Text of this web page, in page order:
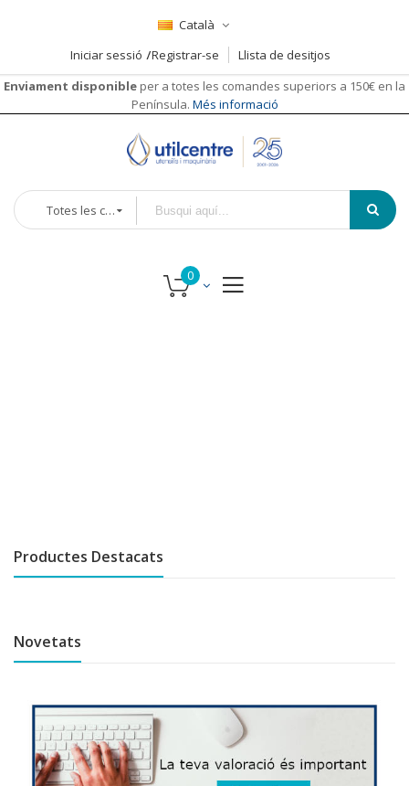
Català
Iniciar sessió
Registrar-se
Llista de desitjos
Enviament disponible per a totes les comandes superiors a 150€ en la
Península. Més informació
Totes les categories
Productes Destacats
Novetats